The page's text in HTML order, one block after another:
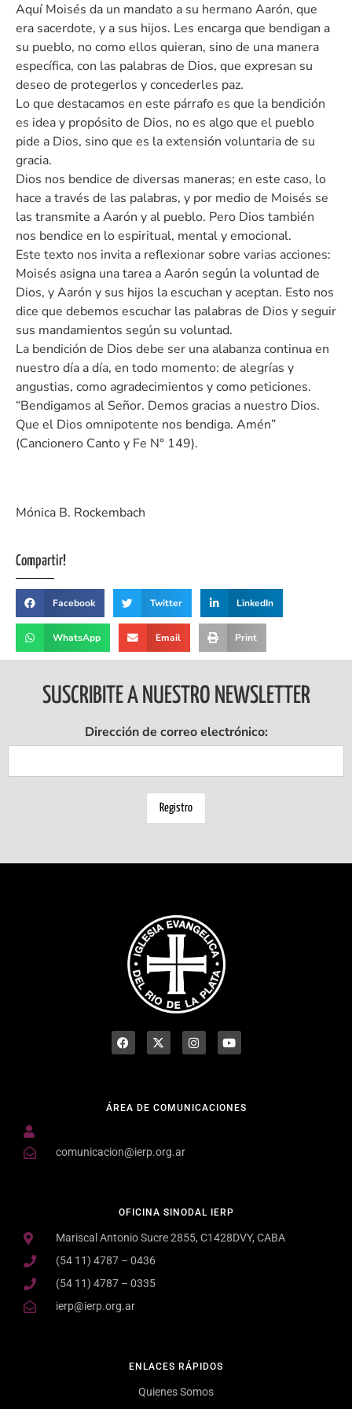
Aquí Moisés da un mandato a su hermano Aarón, que
era sacerdote, y a sus hijos. Les encarga que bendigan a
su pueblo, no como ellos quieran, sino de una manera
específica, con las palabras de Dios, que expresan su
deseo de protegerlos y concederles paz.
Lo que destacamos en este párrafo es que la bendición
es idea y propósito de Dios, no es algo que el pueblo
pide a Dios, sino que es la extensión voluntaria de su
gracia.
Dios nos bendice de diversas maneras; en este caso, lo
hace a través de las palabras, y por medio de Moisés se
las transmite a Aarón y al pueblo. Pero Dios también
nos bendice en lo espiritual, mental y emocional.
Este texto nos invita a reflexionar sobre varias acciones:
Moisés asigna una tarea a Aarón según la voluntad de
Dios, y Aarón y sus hijos la escuchan y aceptan. Esto nos
dice que debemos escuchar las palabras de Dios y seguir
sus mandamientos según su voluntad.
La bendición de Dios debe ser una alabanza continua en
nuestro día a día, en todo momento: de alegrías y
angustias, como agradecimientos y como peticiones.
“Bendigamos al Señor. Demos gracias a nuestro Dios.
Que el Dios omnipotente nos bendiga. Amén”
(Cancionero Canto y Fe N° 149).
Mónica B. Rockembach
Compartir!
Facebook Twitter LinkedIn
WhatsApp Email Print
SUSCRIBITE A NUESTRO NEWSLETTER
Dirección de correo electrónico:
ENLACES RÁPIDOS
Quienes Somos
OFICINA SINODAL IERP
Mariscal Antonio Sucre 2855, C1428DVY, CABA
(54 11) 4787 – 0436
(54 11) 4787 – 0335
ierp@ierp.org.ar
ÁREA DE COMUNICACIONES
comunicacion@ierp.org.ar